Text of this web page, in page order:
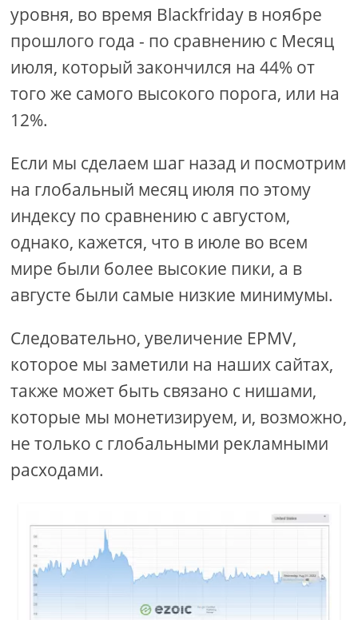
уровня, во время Blackfriday в ноябре
прошлого года - по сравнению с Месяц
июля, который закончился на 44% от
того же самого высокого порога, или на
12%.
Если мы сделаем шаг назад и посмотрим
на глобальный месяц июля по этому
индексу по сравнению с августом,
однако, кажется, что в июле во всем
мире были более высокие пики, а в
августе были самые низкие минимумы.
Следовательно, увеличение EPMV,
которое мы заметили на наших сайтах,
также может быть связано с нишами,
которые мы монетизируем, и, возможно,
не только с глобальными рекламными
расходами.